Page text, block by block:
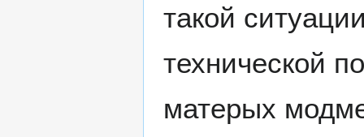
такой
технической
матерых